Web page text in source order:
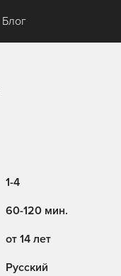
Блог
1-4
60-120 мин.
от 14 лет
Русский